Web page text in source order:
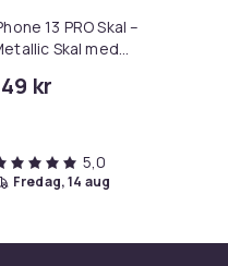
13 PRO Skal –
Skal med
Design - 7 Färger - BLÅ
kr
5,0
fredag, 14 aug